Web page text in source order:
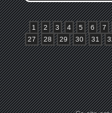
1 2 3 4 5 6
7
27
28 29 30 31